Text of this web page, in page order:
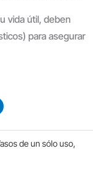
vida útil, deben
para asegurar
de un sólo uso,